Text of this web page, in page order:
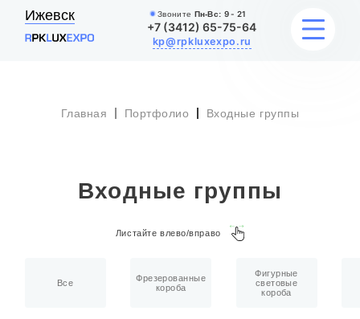
Ижевск Звоните Пн-Вс: 9 - 21
+7 (3412) 65-75-64
kp@rpkluxexpo.ru
АКЦИИ
О КОМПАНИИ
Главная Портфолио Входные группы
Входные группы
Листайте влево/вправо
Все
Фрезерованные
короба
Фигурные
световые
короба